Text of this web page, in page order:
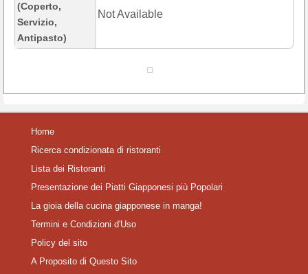
(Coperto,
Servizio,
Antipasto)
Not Available
Home
Ricerca condizionata di ristoranti
Lista dei Ristoranti
Presentazione dei Piatti Giapponesi più Popolari
La gioia della cucina giapponese in manga!
Termini e Condizioni d'Uso
Policy del sito
A Proposito di Questo Sito